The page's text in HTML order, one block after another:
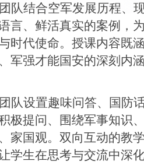
队结合空军发展历程、
言、鲜活真实的案例，
时代使命。授课内容既
军强才能国安的深刻内
队设置趣味问答、国防
极提问、围绕军事知识
家国观。双向互动的教
学生在思考与交流中深